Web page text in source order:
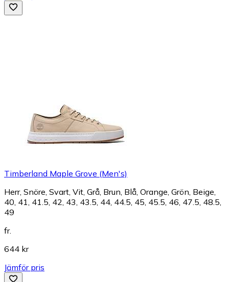
Timberland Maple Grove (Men's)
Herr, Snöre, Svart, Vit, Grå, Brun, Blå, Orange, Grön, Beige,
40, 41, 41.5, 42, 43, 43.5, 44, 44.5, 45, 45.5, 46, 47.5, 48.5,
49
fr.
644 kr
Jämför pris